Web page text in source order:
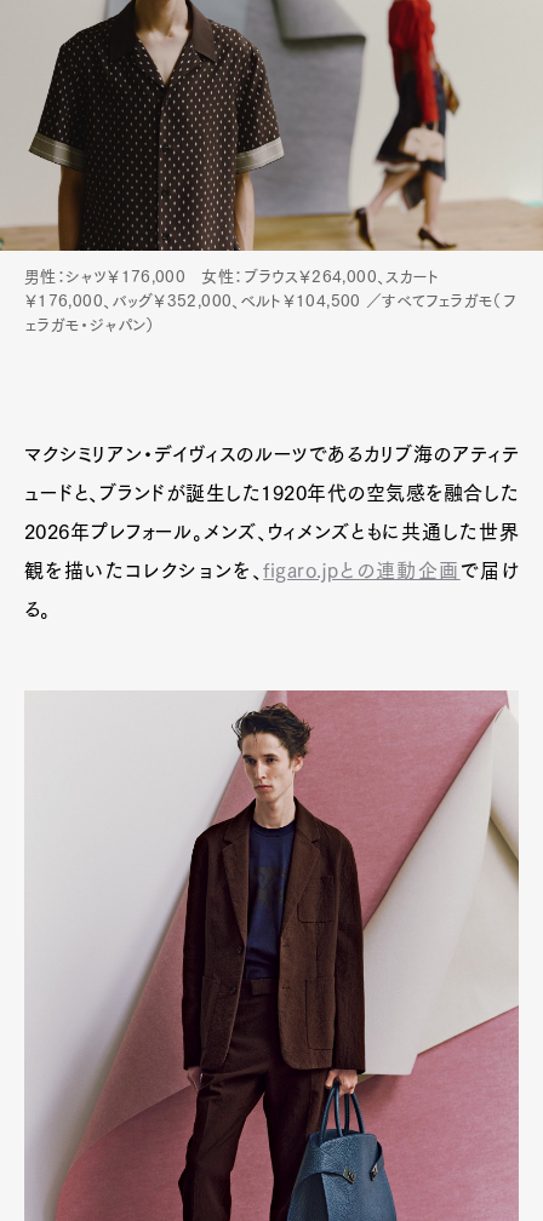
男性：シャツ￥176,000 女性：ブラウス￥264,000、スカート
￥176,000、バッグ￥352,000、ベルト￥104,500 ／すべてフェラガモ（フ
ェラガモ・ジャパン）
マクシミリアン・デイヴィスのルーツであるカリブ海のアティテ
ュードと、ブランドが誕生した1920年代の空気感を融合した
2026年プレフォール。メンズ、ウィメンズともに共通した世界
観を描いたコレクションを、figaro.jpとの連動企画 で届け
る。